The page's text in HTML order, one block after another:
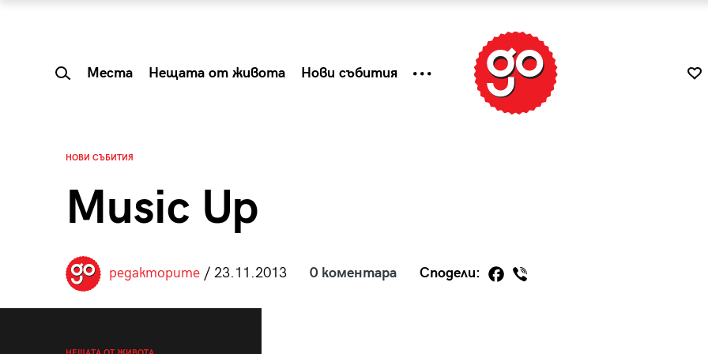
Места Нещата от живота Нови събития
НОВИ СЪБИТИЯ
Music Up
редакторите/ 23.11.2013 0 коментара Сподели: